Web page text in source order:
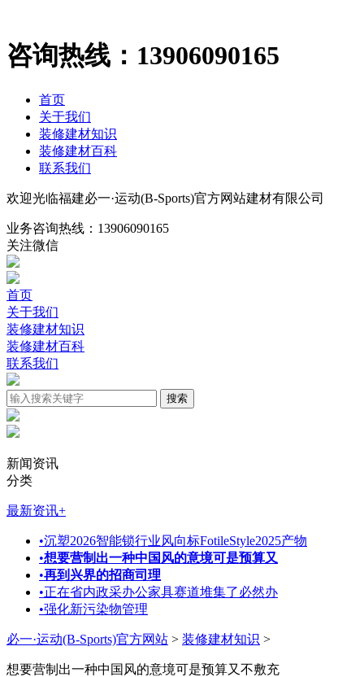
咨询热线： 13906090165
首页
关于我们
装修建材知识
装修建材百科
联系我们
欢迎光临福建必一·运动(B-Sports)官方网站建材有限公司
业务咨询热线： 13906090165
关注微信
首页
关于我们
装修建材知识
装修建材百科
联系我们
新闻资讯
分类
最新资讯+
•沉塑2026智能锁行业风向标FotileStyle2025产物
•想要营制出一种中国风的意境可是预算又
•再到兴界的招商司理
•正在省内政采办公家具赛道堆集了必然办
•强化新污染物管理
必一·运动(B-Sports)官方网站 > 装修建材知识 >
想要营制出一种中国风的意境可是预算又不敷充